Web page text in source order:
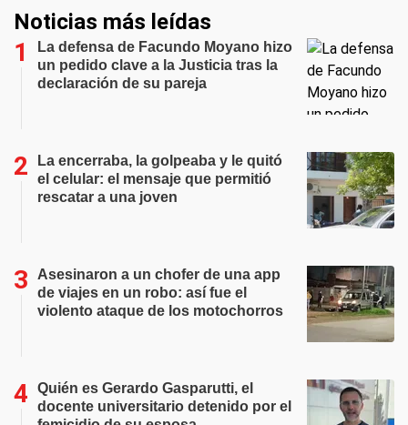
Noticias más leídas
La defensa de Facundo Moyano hizo
un pedido clave a la Justicia tras la
declaración de su pareja
La encerraba, la golpeaba y le quitó
el celular: el mensaje que permitió
rescatar a una joven
Asesinaron a un chofer de una app
de viajes en un robo: así fue el
violento ataque de los motochorros
Quién es Gerardo Gasparutti, el
docente universitario detenido por el